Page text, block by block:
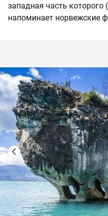
западная часть которого
напоминает норвежские